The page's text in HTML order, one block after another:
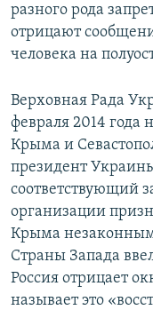
разного рода
отрицают
человека на
Верховная Рада
февраля 2014
Крыма и
президент
соответствующий
организации
Крыма
Страны Запада
Россия отрицает
называет это